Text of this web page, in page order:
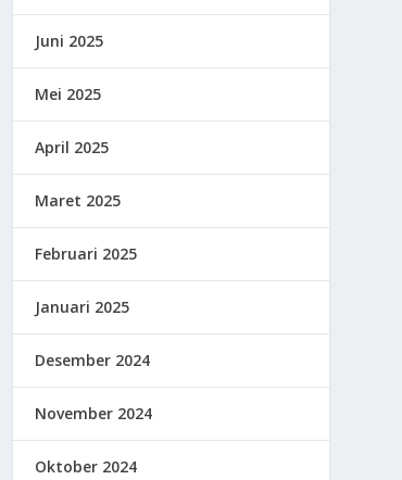
Juni 2025
Mei 2025
April 2025
Maret 2025
Februari 2025
Januari 2025
Desember 2024
November 2024
Oktober 2024